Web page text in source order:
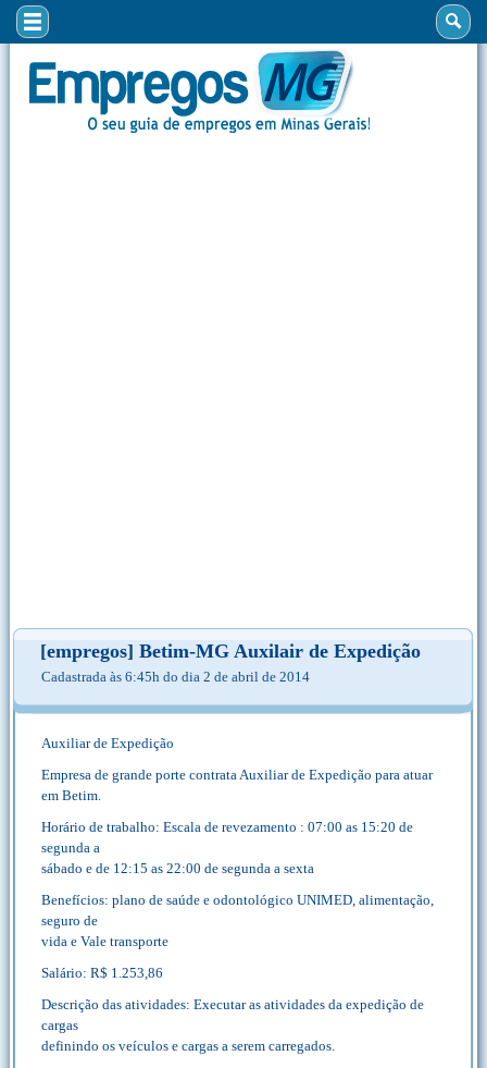
[empregos] Betim-MG Auxilair de Expedição
Cadastrada às 6:45h do dia 2 de abril de 2014
Auxiliar de Expedição
Empresa de grande porte contrata Auxiliar de Expedição para atuar
em Betim.
Horário de trabalho: Escala de revezamento : 07:00 as 15:20 de
segunda a
sábado e de 12:15 as 22:00 de segunda a sexta
Benefícios: plano de saúde e odontológico UNIMED, alimentação,
seguro de
vida e Vale transporte
Salário: R$ 1.253,86
Descrição das atividades: Executar as atividades da expedição de
cargas
definindo os veículos e cargas a serem carregados.